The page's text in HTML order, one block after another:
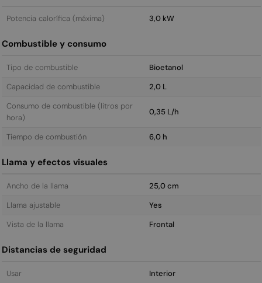
Potencia calorífica (máxima) 3,0 kW
Combustible y consumo
Tipo de combustible
Bioetanol
Capacidad de combustible
2,0 L
Consumo de combustible (litros por
hora)
0,35 L/h
Tiempo de combustión 6,0 h
Llama y efectos visuales
Ancho de la llama
25,0 cm
Llama ajustable
Yes
Vista de la llama
Frontal
Distancias de seguridad
Usar Interior